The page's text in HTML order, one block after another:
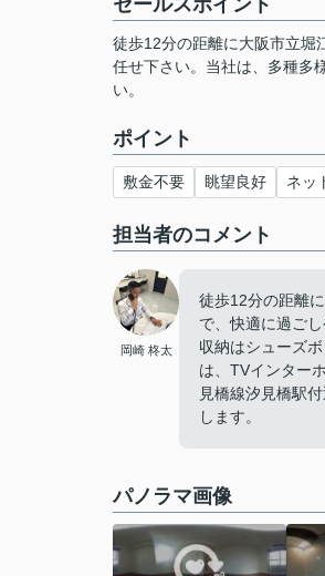
セールスポイント
徒歩12分の距離に大阪市立堀
任せ下さい。当社は、多種多
い。
ポイント
敷金不要 眺望良好 ネッ
担当者のコメント
岡崎 柊太
徒歩12分の距離
で、快適に過ご
収納はシューズ
は、TVインター
見橋線汐見橋駅
します。
パノラマ画像